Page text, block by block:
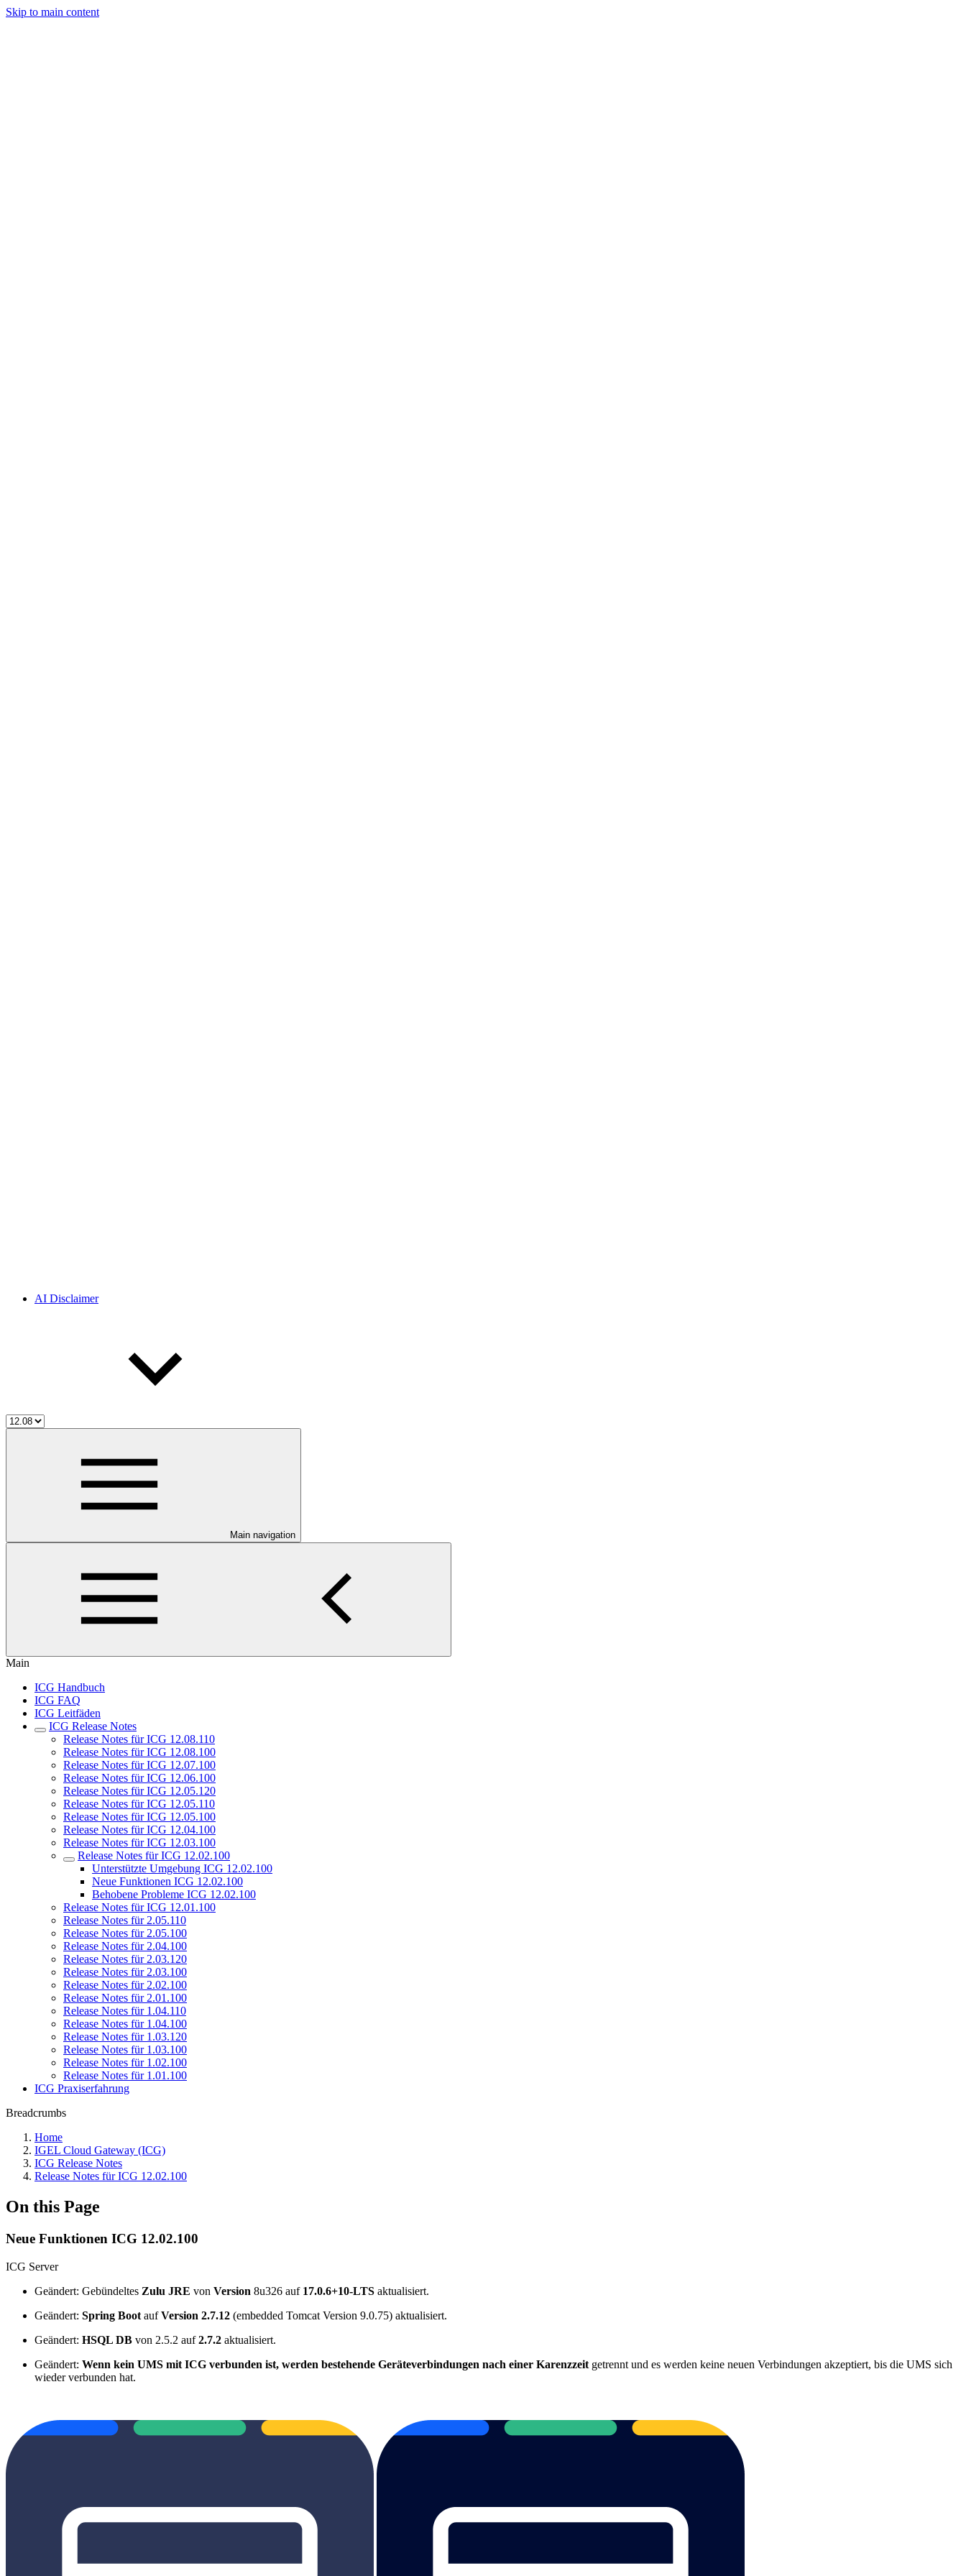
Skip to main content
AI Disclaimer
Main navigation
Main
ICG Handbuch
ICG FAQ
ICG Leitfäden
ICG Release Notes
Release Notes für ICG 12.08.110
Release Notes für ICG 12.08.100
Release Notes für ICG 12.07.100
Release Notes für ICG 12.06.100
Release Notes für ICG 12.05.120
Release Notes für ICG 12.05.110
Release Notes für ICG 12.05.100
Release Notes für ICG 12.04.100
Release Notes für ICG 12.03.100
Release Notes für ICG 12.02.100
Unterstützte Umgebung ICG 12.02.100
Neue Funktionen ICG 12.02.100
Behobene Probleme ICG 12.02.100
Release Notes für ICG 12.01.100
Release Notes für 2.05.110
Release Notes für 2.05.100
Release Notes für 2.04.100
Release Notes für 2.03.120
Release Notes für 2.03.100
Release Notes für 2.02.100
Release Notes für 2.01.100
Release Notes für 1.04.110
Release Notes für 1.04.100
Release Notes für 1.03.120
Release Notes für 1.03.100
Release Notes für 1.02.100
Release Notes für 1.01.100
ICG Praxiserfahrung
Breadcrumbs
Home
IGEL Cloud Gateway (ICG)
ICG Release Notes
Release Notes für ICG 12.02.100
On this Page
Neue Funktionen ICG 12.02.100
ICG Server
Geändert: Gebündeltes Zulu JRE von Version 8u326 auf 17.0.6+10-LTS aktualisiert.
Geändert: Spring Boot aufVersion 2.7.12 (embedded Tomcat Version 9.0.75) aktualisiert.
Geändert: HSQL DB von 2.5.2 auf2.7.2 aktualisiert.
Geändert: Wenn kein UMS mit ICG verbunden ist, werden bestehende Geräteverbindungen nach einer Karenzzeit getrennt und es werden keine neuen Verbindungen akzeptiert, bis die UMS sich
wieder verbunden hat.